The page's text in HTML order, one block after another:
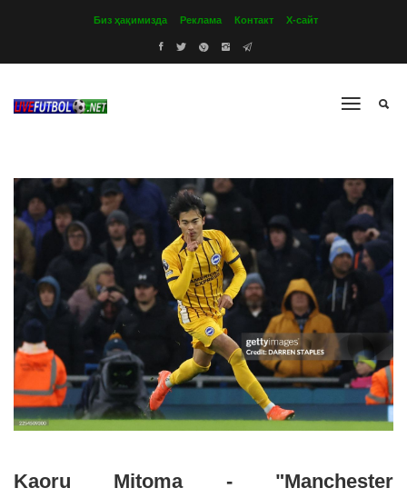
Биз ҳақимизда Реклама Контакт Х-сайт
Kaoru Mitoma - "Manchester